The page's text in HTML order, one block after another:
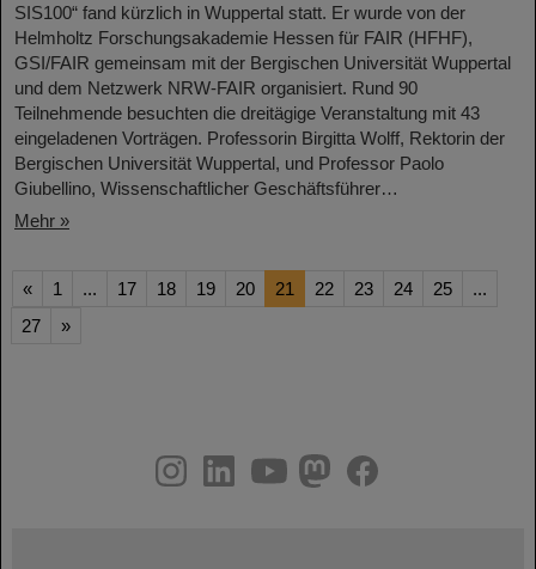
SIS100“ fand kürzlich in Wuppertal statt. Er wurde von der
Helmholtz Forschungsakademie Hessen für FAIR (HFHF),
GSI/FAIR gemeinsam mit der Bergischen Universität Wuppertal
und dem Netzwerk NRW-FAIR organisiert. Rund 90
Teilnehmende besuchten die dreitägige Veranstaltung mit 43
eingeladenen Vorträgen. Professorin Birgitta Wolff, Rektorin der
Bergischen Universität Wuppertal, und Professor Paolo
Giubellino, Wissenschaftlicher Geschäftsführer…
Mehr »
« 1 ... 17 18 19 20 21 22 23 24 25
...
27
»
youtube
helmholtz.social
facebook